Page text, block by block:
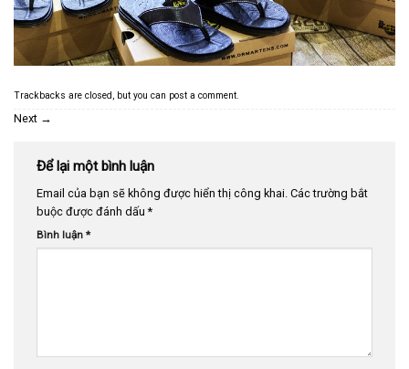
Trackbacks are closed, but you can post a comment.
Next →
Để lại một bình luận
Email của bạn sẽ không được hiển thị công khai. Các trường bắt
buộc được đánh dấu*
Bình luận *